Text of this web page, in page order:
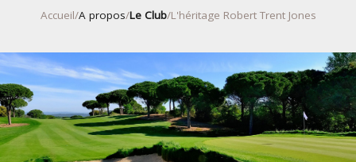
Accueil/A propos/Le Club/L'héritage Robert Trent Jones